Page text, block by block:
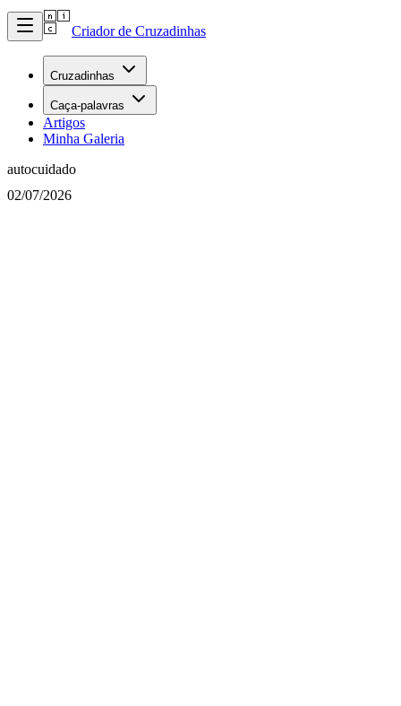
Criador de Cruzadinhas
Cruzadinhas
Caça-palavras
Artigos
Minha Galeria
autocuidado
02/07/2026